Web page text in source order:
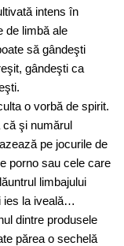
intens în
de limbă ale
să gândeşti
gândeşti ca
o vorbă de spirit.
şi numărul
pe jocurile de
porno sau cele care
limbajului
ies la iveală…
dintre produsele
părea o sechelă